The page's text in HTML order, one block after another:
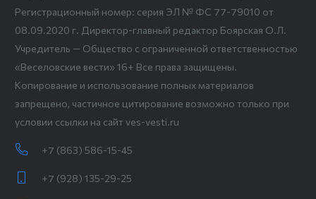
Регистрационный номер: серия ЭЛ № ФС 77-79010 от
08.09.2020 г. Директор-главный редактор Боярская О.Л.
Учредитель — Общество с ограниченной ответственностью
«Веселовские вести» 16+ Все права защищены.
Копирование и использование полных материалов
запрещено, частичное цитирование возможно только при
условии ссылки на сайт ves-vesti.ru
+7 (863) 586-15-45
+7 (928) 135-29-25